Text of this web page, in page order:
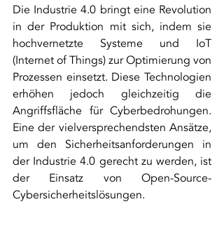
Die Industrie 4.0 bringt eine Revolution
in der Produktion mit sich, indem sie
hochvernetzte Systeme und IoT
(Internet of Things) zur Optimierung von
Prozessen einsetzt. Diese Technologien
erhöhen jedoch gleichzeitig die
Angriffsfläche für Cyberbedrohungen.
Eine der vielversprechendsten Ansätze,
um den Sicherheitsanforderungen in
der Industrie 4.0 gerecht zu werden, ist
der Einsatz von Open-Source-
Cybersicherheitslösungen.